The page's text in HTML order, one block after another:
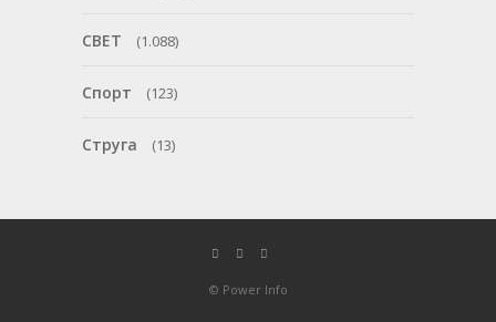
СВЕТ (1.088)
Спорт (123)
Струга (13)
© Power Info